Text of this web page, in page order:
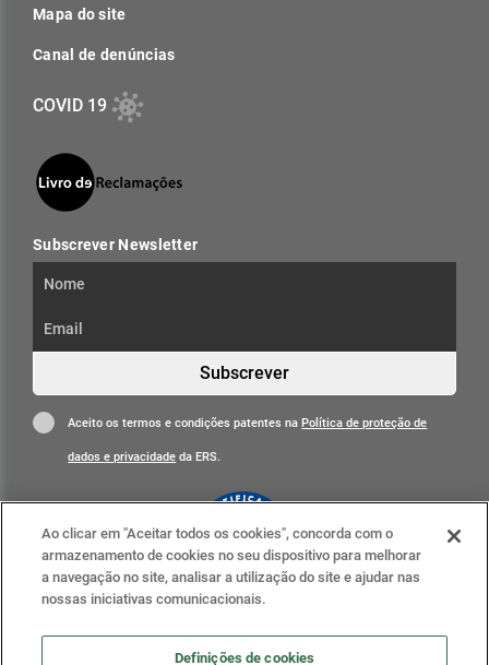
Mapa do site
Canal de denúncias
COVID 19
Subscrever Newsletter
Subscrever
Aceito os termos e condições patentes naPolítica de proteção de
dados e privacidade da ERS.
Clique para mais informações
ERS nas redes sociais
Ao clicar em "Aceitar todos os cookies", concorda com o
armazenamento de cookies no seu dispositivo para melhorar
a navegação no site, analisar a utilização do site e ajudar nas
nossas iniciativas comunicacionais.
Definições de cookies